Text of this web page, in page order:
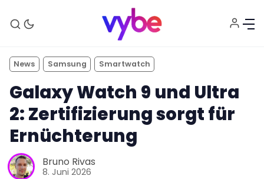
News Samsung Smartwatch
Galaxy Watch 9 und Ultra
2: Zertifizierung sorgt für
Ernüchterung
Bruno Rivas
8. Juni 2026